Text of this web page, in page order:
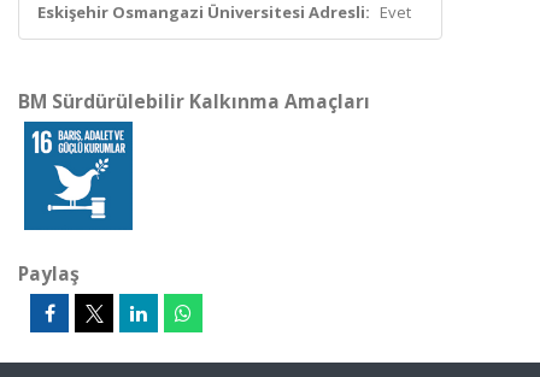
Eskişehir Osmangazi Üniversitesi Adresli: Evet
BM Sürdürülebilir Kalkınma Amaçları
Paylaş